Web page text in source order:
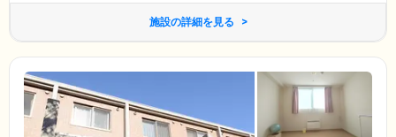
施設の詳細を見る